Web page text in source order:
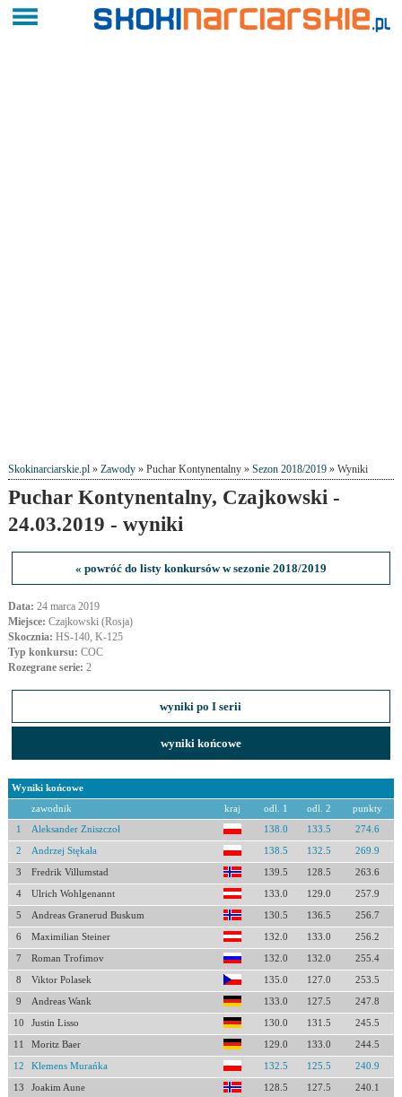
Skokinarciarskie.pl» Zawody» Puchar Kontynentalny » Sezon 2018/2019» Wyniki
Puchar Kontynentalny, Czajkowski -
24.03.2019 - wyniki
« powróć do listy konkursów w sezonie 2018/2019
Data: 24 marca 2019
Miejsce: Czajkowski (Rosja)
Skocznia: HS-140, K-125
Typ konkursu: COC
Rozegrane serie: 2
wyniki po I serii
wyniki końcowe
Wyniki końcowe
zawodnik kraj odl. 1 odl. 2 punkty
1 Aleksander Zniszczoł 138.0 133.5 274.6
2 Andrzej Stękała 138.5 132.5 269.9
3 Fredrik Villumstad 139.5 128.5 263.6
4 Ulrich Wohlgenannt 133.0 129.0 257.9
5 Andreas Granerud Buskum 130.5 136.5 256.7
6 Maximilian Steiner 132.0 133.0 256.2
7 Roman Trofimov 132.0 132.0 255.4
8 Viktor Polasek 135.0 127.0 253.5
9 Andreas Wank 133.0 127.5 247.8
10 Justin Lisso 130.0 131.5 245.5
11 Moritz Baer 129.0 133.0 244.5
12 Klemens Murańka 132.5 125.5 240.9
13 Joakim Aune 128.5 127.5 240.1